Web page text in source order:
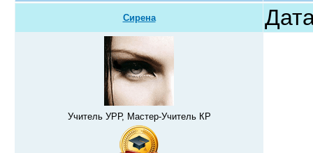
Сирена
Учитель УРР, Мастер-Учитель КР